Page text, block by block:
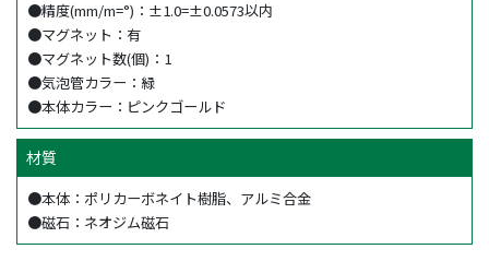
●精度(mm/m=°)：±1.0=±0.0573以内
●マグネット：有
●マグネット数(個)：1
●気泡管カラー：緑
●本体カラー：ピンクゴールド
材質
●本体：ポリカーボネイト樹脂、アルミ合金
●磁石：ネオジム磁石